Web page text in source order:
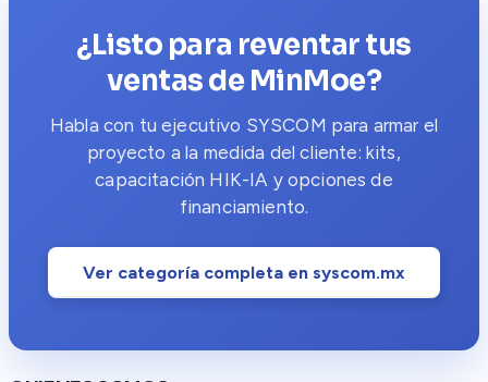
¿Listo para reventar tus
ventas de MinMoe?
Habla con tu ejecutivo SYSCOM para armar el
proyecto a la medida del cliente: kits,
capacitación HIK-IA y opciones de
financiamiento.
Ver categoría completa en syscom.mx